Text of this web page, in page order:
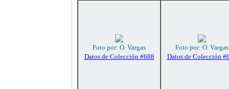
Foto por: O. Vargas
Datos de Colección #688
Foto por: O. Vargas
Datos de Colección